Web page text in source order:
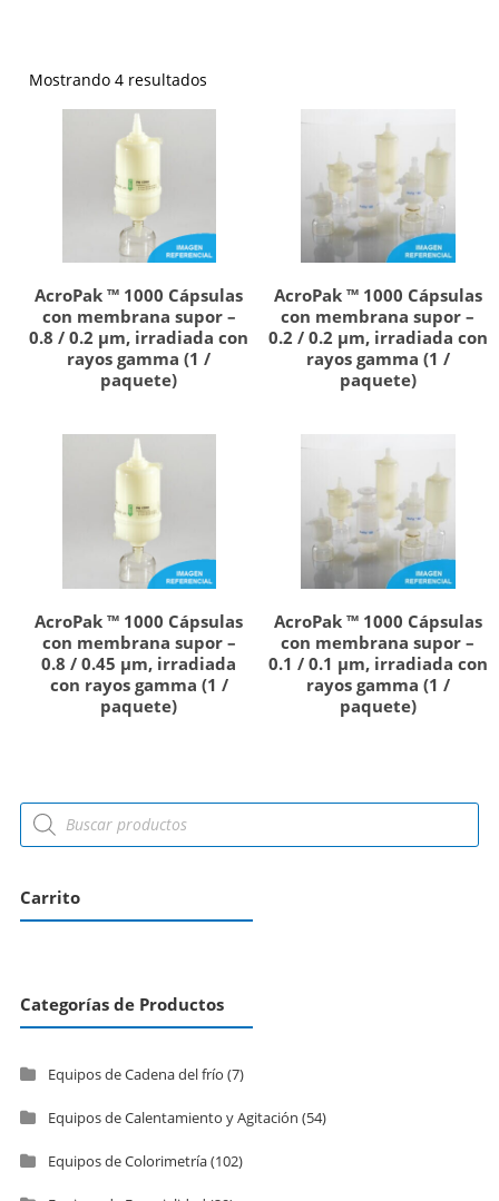
Mostrando 4 resultados
AcroPak ™ 1000 Cápsulas
con membrana supor –
0.8 / 0.2 µm, irradiada con
rayos gamma (1 /
paquete)
AcroPak ™ 1000 Cápsulas
con membrana supor –
0.2 / 0.2 µm, irradiada con
rayos gamma (1 /
paquete)
AcroPak ™ 1000 Cápsulas
con membrana supor –
0.8 / 0.45 µm, irradiada
con rayos gamma (1 /
paquete)
AcroPak ™ 1000 Cápsulas
con membrana supor –
0.1 / 0.1 µm, irradiada con
rayos gamma (1 /
paquete)
Carrito
Categorías de Productos
Equipos de Cadena del frío (7)
Equipos de Calentamiento y Agitación (54)
Equipos de Colorimetría(102)